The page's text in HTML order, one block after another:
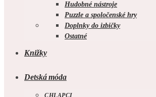
Hudobné nástroje
Puzzle a spoločenské hry
Doplnky do izbičky
Ostatné
Knižky
Detská móda
CHLAPCI